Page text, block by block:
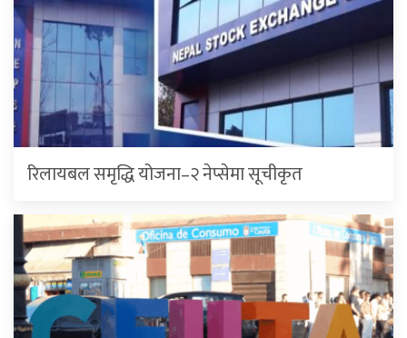
रिलायबल समृद्धि योजना–२ नेप्सेमा सूचीकृत